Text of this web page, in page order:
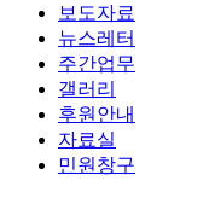
보도자료
뉴스레터
주간업무
갤러리
후원안내
자료실
민원창구